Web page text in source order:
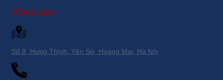
TỔNG KHO
Số 8, Hưng Thịnh, Yên Sở, Hoàng Mai, Hà Nội